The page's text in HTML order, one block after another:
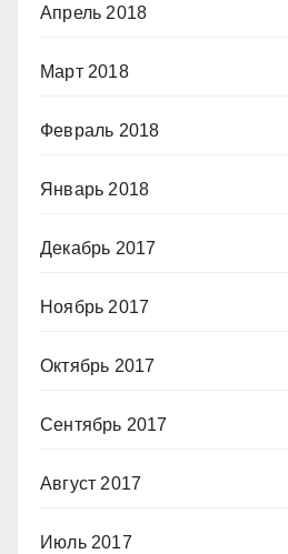
Апрель 2018
Март 2018
Февраль 2018
Январь 2018
Декабрь 2017
Ноябрь 2017
Октябрь 2017
Сентябрь 2017
Август 2017
Июль 2017